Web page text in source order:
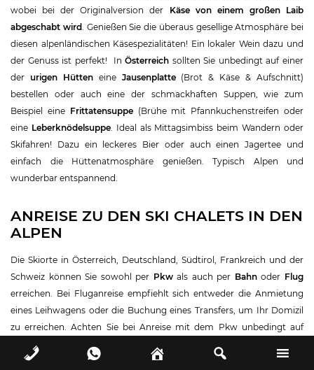
wobei bei der Originalversion der Käse von einem großen Laib
abgeschabt wird . Genießen Sie die überaus gesellige Atmosphäre bei
diesen alpenländischen Käsespezialitäten! Ein lokaler Wein dazu und
der Genuss ist perfekt! InÖsterreich sollten Sie unbedingt auf einer
der urigen Hütteneine Jausenplatte(Brot & Käse & Aufschnitt)
bestellen oder auch eine der schmackhaften Suppen, wie zum
Beispiel eineFrittatensuppe(Brühe mit Pfannkuchenstreifen oder
eine Leberknödelsuppe. Ideal als Mittagsimbiss beim Wandern oder
Skifahren! Dazu ein leckeres Bier oder auch einen Jagertee und
einfach die Hüttenatmosphäre genießen. Typisch Alpen und
wunderbar entspannend.
ANREISE ZU DEN SKI CHALETS IN DEN
ALPEN
Die Skiorte in Österreich, Deutschland, Südtirol, Frankreich und der
Schweiz können Sie sowohl per Pkwals auch per Bahnoder Flug
erreichen. Bei Fluganreise empfiehlt sich entweder die Anmietung
eines Leihwagens oder die Buchung eines Transfers, um Ihr Domizil
zu erreichen. Achten Sie bei Anreise mit dem Pkw unbedingt auf
Winterreifen und auf die Mitnahme von Schneeketten, dies ist in
einigen Regionen und zu bestimmten Jahreszeiten Pflicht. Die